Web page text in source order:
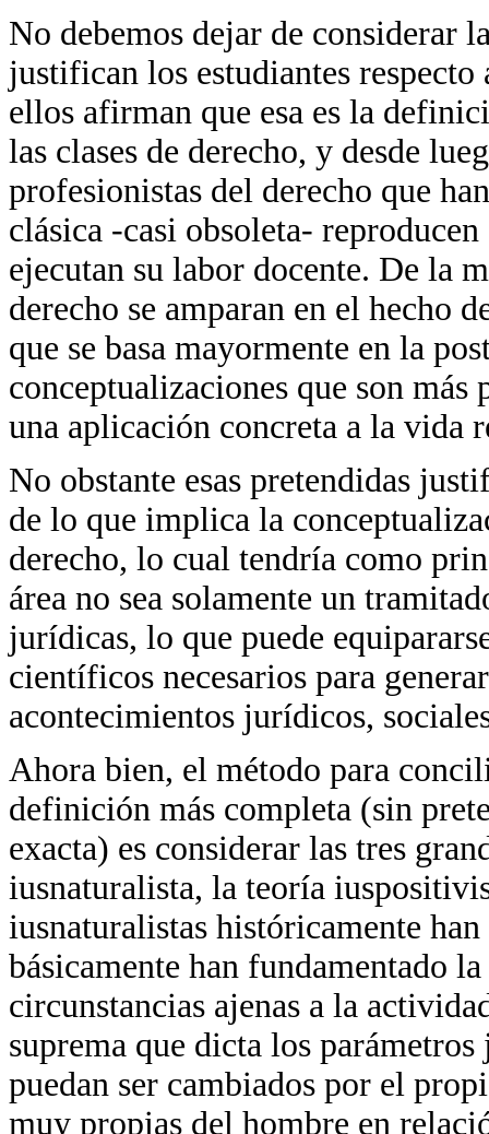
No debemos dejar de considerar
justifican los estudiantes
ellos afirman que esa es la
las clases de derecho, y desde
profesionistas del derecho que
clásica -casi obsoleta-
ejecutan su labor docente. De la
derecho se amparan en el hecho
que se basa mayormente en la
conceptualizaciones que son
una aplicación concreta a la vida
No obstante esas pretendidas
de lo que implica la
derecho, lo cual tendría como
área no sea solamente un
jurídicas, lo que puede
científicos necesarios para
acontecimientos jurídicos,
Ahora bien, el método para
definición más completa (sin
exacta) es considerar las tres
iusnaturalista, la teoría
iusnaturalistas históricamente
básicamente han fundamentado
circunstancias ajenas a la
suprema que dicta los
puedan ser cambiados por el
muy propias del hombre en